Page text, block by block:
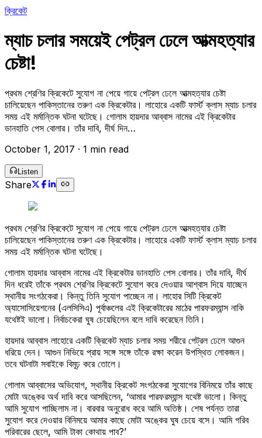
ক্রিকেট
ম্যাচ চলার সময়েই পেট্রল ঢেলে আত্মহত্যার
চেষ্টা!
প্রথম শ্রেণির ক্রিকেটে সুযোগ না পেয়ে গায়ে পেট্রল ঢেলে আত্মহত্যার চেষ্টা
চালিয়েছেন পাকিস্তানের তরুণ এক ক্রিকেটার। লাহোরে একটি ফার্স্ট ক্লাস ম্যাচ চলার
সময় এই মর্মান্তিক ঘটনা ঘটেছে। গোলাম হায়দার আব্বাস নামের এই ক্রিকেটার
ডানহাতি পেস বোলার। তাঁর দাবি, দীর্ঘ দিন…
October 1, 2017 · 1 min read
Listen
Share
প্রথম শ্রেণির ক্রিকেটে সুযোগ না পেয়ে গায়ে পেট্রল ঢেলে আত্মহত্যার চেষ্টা
চালিয়েছেন পাকিস্তানের তরুণ এক ক্রিকেটার। লাহোরে একটি ফার্স্ট ক্লাস ম্যাচ চলার
সময় এই মর্মান্তিক ঘটনা ঘটেছে।
গোলাম হায়দার আব্বাস নামের এই ক্রিকেটার ডানহাতি পেস বোলার। তাঁর দাবি, দীর্ঘ
দিন ধরেই তাঁকে প্রথম শ্রেণির ক্রিকেটে সুযোগ করে দেওয়ার আশ্বাস দিয়ে যাচ্ছেন
স্থানীয় সংগঠকেরা। কিন্তু তিনি সুযোগ পাচ্ছেন না। লাহোর সিটি ক্রিকেট
অ্যাসোসিয়েশনের (এলসিসিএ) পূর্বাঞ্চলের এই ক্রিকেটারের মাঠের পারফরম্যান্স নাকি
যথেষ্টই ভালো। নির্বাচকেরা ঘুষ চেয়েছিলেন বলে দাবি করেছেন তিনি।
হায়দার আব্বাস লাহোরে একটি ক্রিকেট ম্যাচ চলার সময় শরীরে পেট্রল ঢেলে আগুন
ধরিয়ে দেন। আগুন নিভিয়ে প্রায় সঙ্গে সঙ্গে তাঁকে রক্ষা করেন উপস্থিত লোকজন।
তবে ঘটনাটা সবাইকে বিমূঢ় করে তোলে।
গোলাম আব্বাসের অভিযোগ, স্থানীয় ক্রিকেট সংগঠকেরা সুযোগের বিনিময়ে তাঁর কাছে
মোটা অঙ্কের অর্থ দাবি করে আসছিলেন, ‘আমার পারফরম্যান্স যথেষ্ট ভালো। কিন্তু
আমি সুযোগ পাচ্ছিলাম না। বারবার অনুরোধ করে আমি অতিষ্ঠ। শেষ পর্যন্ত তারা
সুযোগ করে দেওয়ার বিনিময়ে আমার কাছে মোটা অঙ্কের ঘুষ চেয়ে বসে। আমি গরিব
পরিবারের ছেলে, আমি টাকা কোথায় পাব?’